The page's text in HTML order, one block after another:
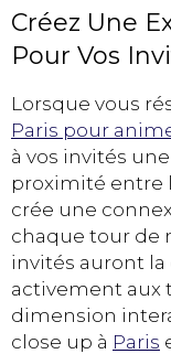
Créez Une
Pour Vos
Lorsque vous
Paris pour
à vos invités
proximité entre
crée une
chaque tour de
invités auront
activement aux
dimension
close up à Paris